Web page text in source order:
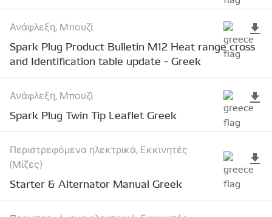
Ανάφλεξη, Μπουζί
Spark Plug Product Bulletin M12 Heat range cross
and Identification table update - Greek
Ανάφλεξη, Μπουζί
Spark Plug Twin Tip Leaflet Greek
Περιστρεφόμενα ηλεκτρικά, Εκκινητές
(Μίζες)
Starter & Alternator Manual Greek